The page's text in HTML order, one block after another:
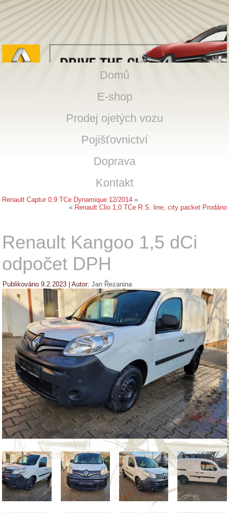
Domů
E-shop
Prodej ojetých vozu
Pojišťovnictví
Doprava
Kontakt
Renault Captur 0,9 TCe Dynamique 12/2014 »
« Renault Clio 1,0 TCe R.S. line, city packet Prodáno
Renault Kangoo 1,5 dCi
odpočet DPH
Publikováno 9.2.2023 |Autor: Jan Řezanina